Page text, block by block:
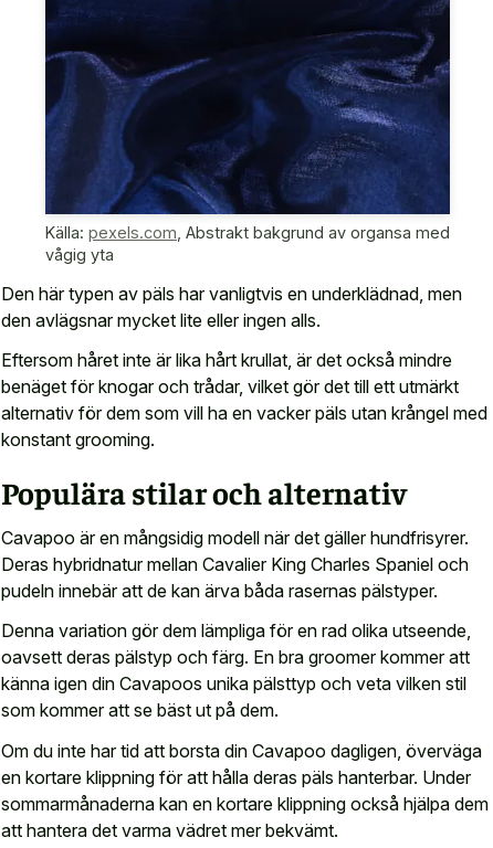
Källa: pexels.com Abstrakt bakgrund av organsa med
vågig yta
Den här typen av päls har vanligtvis en underklädnad, men
den avlägsnar mycket lite eller ingen alls.
Eftersom håret inte är lika hårt krullat, är det också mindre
benäget för knogar och trådar, vilket gör det till ett utmärkt
alternativ för dem som vill ha en vacker päls utan krångel med
konstant grooming.
Populära stilar och alternativ
Cavapoo är en mångsidig modell när det gäller hundfrisyrer.
Deras hybridnatur mellan Cavalier King Charles Spaniel och
pudeln innebär att de kan ärva båda rasernas pälstyper.
Denna variation gör dem lämpliga för en rad olika utseende,
oavsett deras pälstyp och färg. En bra groomer kommer att
känna igen din Cavapoos unika pälsttyp och veta vilken stil
som kommer att se bäst ut på dem.
Om du inte har tid att borsta din Cavapoo dagligen, överväga
en kortare klippning för att hålla deras päls hanterbar. Under
sommarmånaderna kan en kortare klippning också hjälpa dem
att hantera det varma vädret mer bekvämt.